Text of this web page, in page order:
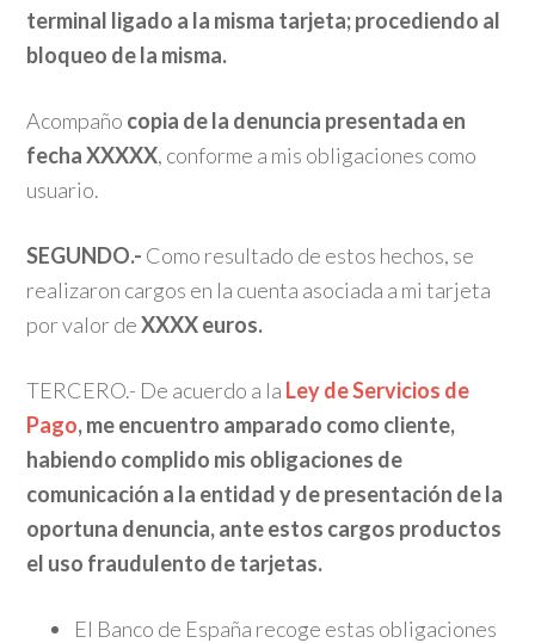
terminal ligado a la misma tarjeta; procediendo al
bloqueo de la misma.
Acompaño copia de la denuncia presentada en
fecha XXXXX, conforme a mis obligaciones como
usuario.
SEGUNDO.- Como resultado de estos hechos, se
realizaron cargos en la cuenta asociada a mi tarjeta
por valor deXXXX euros.
TERCERO.- De acuerdo a la Ley de Servicios de
Pago, me encuentro amparado como cliente,
habiendo complido mis obligaciones de
comunicación a la entidad y de presentación de la
oportuna denuncia, ante estos cargos productos
el uso fraudulento de tarjetas.
El Banco de España recoge estas obligaciones